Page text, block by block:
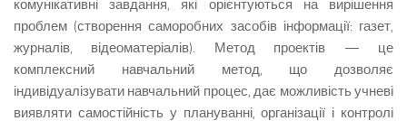
комунікативні завдання, які орієнтуються на вирішення
проблем (створення саморобних засобів інформації: газет,
журналів, відеоматеріалів). Метод проектів — це
комплексний навчальний метод, що дозволяє
індивідуалізувати навчальний процес, дає можливість учневі
виявляти самостійність у плануванні, організації і контролі